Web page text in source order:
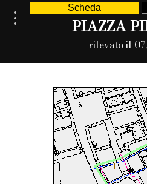
Scheda
PIAZZA
rilevato il